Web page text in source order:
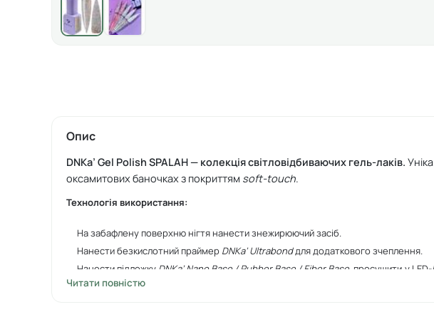
Опис
DNKa’ Gel Polish SPALAH — колекція світловідбиваючих гель-лаків.
оксамитових баночках з покриттям soft-touch.
Технологія використання:
На забафлену поверхню нігтя нанести знежирюючий засіб.
Нанести безкислотний праймер DNKa’ Ultrabondдля додаткового зчеплення.
Нанести підложку DNKa’ Nano Base / Rubber Base / Fiber Base , просушити у
лампі—2 хвилини).
Читати повністю